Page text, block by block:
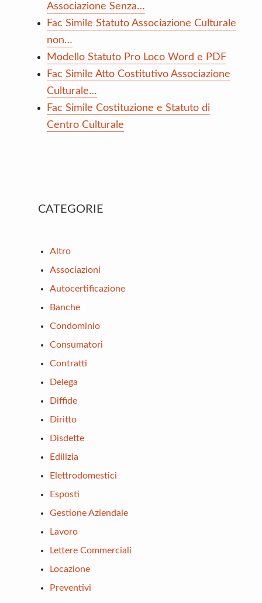
Associazione Senza…
Fac Simile Statuto Associazione Culturale
non…
Modello Statuto Pro Loco Word e PDF
Fac Simile Atto Costitutivo Associazione
Culturale…
Fac Simile Costituzione e Statuto di
Centro Culturale
Primary
CATEGORIE
Altro
Associazioni
Autocertificazione
Banche
Condominio
Consumatori
Contratti
Delega
Diffide
Diritto
Disdette
Edilizia
Elettrodomestici
Esposti
Gestione Aziendale
Lavoro
Lettere Commerciali
Locazione
Preventivi